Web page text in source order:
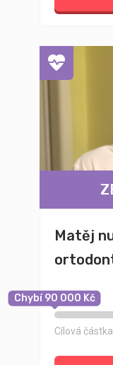
Matěj
Chybí 90 000 Kč
Cílová částka